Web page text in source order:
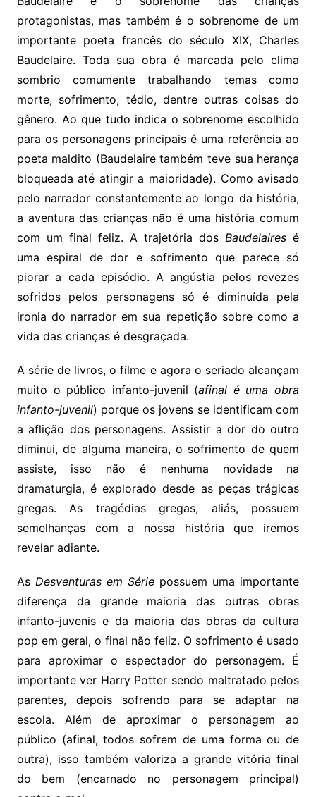
protagonistas, mas também é o sobrenome de um
importante poeta francês do século XIX, Charles
Baudelaire. Toda sua obra é marcada pelo clima
sombrio comumente trabalhando temas como
morte, sofrimento, tédio, dentre outras coisas do
gênero. Ao que tudo indica o sobrenome escolhido
para os personagens principais é uma referência ao
poeta maldito (Baudelaire também teve sua herança
bloqueada até atingir a maioridade). Como avisado
pelo narrador constantemente ao longo da história,
a aventura das crianças não é uma história comum
com um final feliz. A trajetória dos Baudelaires é
uma espiral de dor e sofrimento que parece só
piorar a cada episódio. A angústia pelos revezes
sofridos pelos personagens só é diminuída pela
ironia do narrador em sua repetição sobre como a
vida das crianças é desgraçada.
A série de livros, o filme e agora o seriado alcançam
muito o público infanto-juvenil (afinal é uma obra
infanto-juvenil) porque os jovens se identificam com
a aflição dos personagens. Assistir a dor do outro
diminui, de alguma maneira, o sofrimento de quem
assiste, isso não é nenhuma novidade na
dramaturgia, é explorado desde as peças trágicas
gregas. As tragédias gregas, aliás, possuem
semelhanças com a nossa história que iremos
revelar adiante.
As Desventuras em Série possuem uma importante
diferença da grande maioria das outras obras
infanto-juvenis e da maioria das obras da cultura
pop em geral, o final não feliz. O sofrimento é usado
para aproximar o espectador do personagem. É
importante ver Harry Potter sendo maltratado pelos
parentes, depois sofrendo para se adaptar na
escola. Além de aproximar o personagem ao
público (afinal, todos sofrem de uma forma ou de
outra), isso também valoriza a grande vitória final
do bem (encarnado no personagem principal)